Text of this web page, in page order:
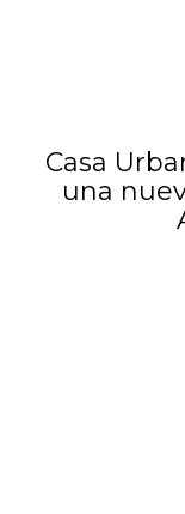
Casa
una